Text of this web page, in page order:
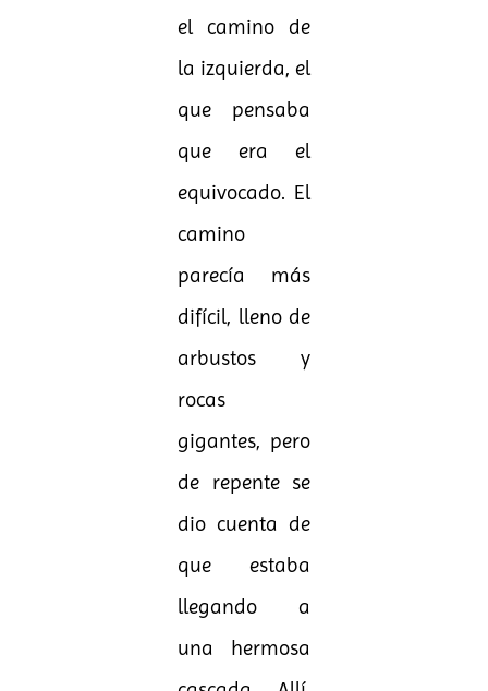
el camino de
la izquierda, el
que pensaba
que era el
equivocado. El
camino
parecía más
difícil, lleno de
arbustos y
rocas
gigantes, pero
de repente se
dio cuenta de
que estaba
llegando a
una hermosa